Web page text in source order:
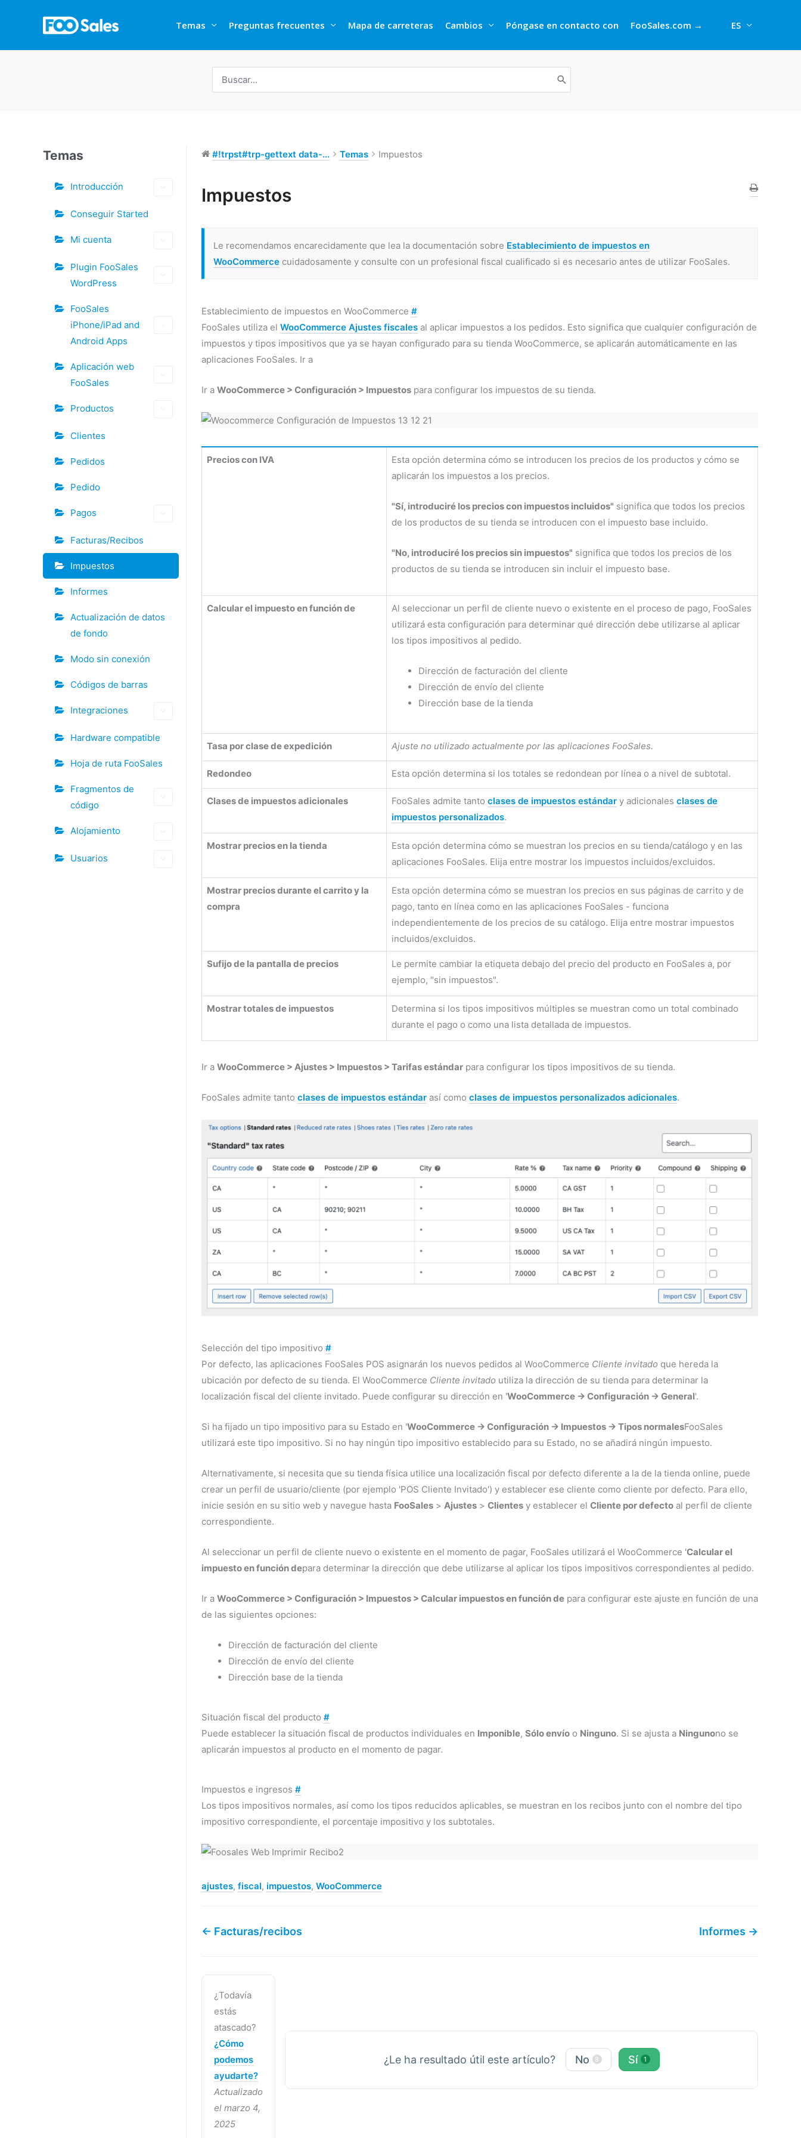
Temas Preguntas frecuentes Mapa de carreteras Cambios Póngase en contacto con FooSales.com → ES
por:
Temas
Introducción
Conseguir Started
Mi cuenta
Plugin FooSales
WordPress
FooSales
iPhone/iPad and
Android Apps
Aplicación web
FooSales
Productos
Clientes
Pedidos
Pedido
Pagos
Facturas/Recibos
Impuestos
Informes
Actualización de datos
de fondo
Modo sin conexión
Códigos de barras
Integraciones
Hardware compatible
Hoja de ruta FooSales
Fragmentos de
código
Alojamiento
Usuarios
#!trpst#trp-gettext data-... Temas Impuestos
Impuestos
Le recomendamos encarecidamente que lea la documentación sobre Establecimiento de impuestos en
WooCommerce cuidadosamente y consulte con un profesional fiscal cualificado si es necesario antes de utilizar FooSales.
Establecimiento de impuestos en WooCommerce #
FooSales utiliza el WooCommerce Ajustes fiscales al aplicar impuestos a los pedidos. Esto significa que cualquier configuración de
impuestos y tipos impositivos que ya se hayan configurado para su tienda WooCommerce, se aplicarán automáticamente en las
aplicaciones FooSales. Ir a
Ir a WooCommerce > Configuración > Impuestos para configurar los impuestos de su tienda.
Precios con IVA
Esta opción determina cómo se introducen los precios de los productos y cómo se
aplicarán los impuestos a los precios.
"Sí, introduciré los precios con impuestos incluidos" significa que todos los precios
de los productos de su tienda se introducen con el impuesto base incluido.
"No, introduciré los precios sin impuestos" significa que todos los precios de los
productos de su tienda se introducen sin incluir el impuesto base.
Calcular el impuesto en función de
Al seleccionar un perfil de cliente nuevo o existente en el proceso de pago, FooSales
utilizará esta configuración para determinar qué dirección debe utilizarse al aplicar
los tipos impositivos al pedido.
Dirección de facturación del cliente
Dirección de envío del cliente
Dirección base de la tienda
Tasa por clase de expedición Ajuste no utilizado actualmente por las aplicaciones FooSales.
Redondeo Esta opción determina si los totales se redondean por línea o a nivel de subtotal.
Clases de impuestos adicionales FooSales admite tanto clases de impuestos estándary adicionales clases de
impuestos personalizados.
Mostrar precios en la tienda
Esta opción determina cómo se muestran los precios en su tienda/catálogo y en las
aplicaciones FooSales. Elija entre mostrar los impuestos incluidos/excluidos.
Mostrar precios durante el carrito y la
compra
Esta opción determina cómo se muestran los precios en sus páginas de carrito y de
pago, tanto en línea como en las aplicaciones FooSales - funciona
independientemente de los precios de su catálogo. Elija entre mostrar impuestos
incluidos/excluidos.
Sufijo de la pantalla de precios
Le permite cambiar la etiqueta debajo del precio del producto en FooSales a, por
ejemplo, "sin impuestos".
Mostrar totales de impuestos
Determina si los tipos impositivos múltiples se muestran como un total combinado
durante el pago o como una lista detallada de impuestos.
Ir a WooCommerce > Ajustes > Impuestos > Tarifas estándar para configurar los tipos impositivos de su tienda.
FooSales admite tanto clases de impuestos estándar así como clases de impuestos personalizados adicionales.
Selección del tipo impositivo #
Por defecto, las aplicaciones FooSales POS asignarán los nuevos pedidos al WooCommerce Cliente invitado que hereda la
ubicación por defecto de su tienda. El WooCommerce Cliente invitado utiliza la dirección de su tienda para determinar la
localización fiscal del cliente invitado. Puede configurar su dirección en 'WooCommerce -> Configuración -> General'.
Si ha fijado un tipo impositivo para su Estado en 'WooCommerce -> Configuración -> Impuestos -> Tipos normalesFooSales
utilizará este tipo impositivo. Si no hay ningún tipo impositivo establecido para su Estado, no se añadirá ningún impuesto.
Alternativamente, si necesita que su tienda física utilice una localización fiscal por defecto diferente a la de la tienda online, puede
crear un perfil de usuario/cliente (por ejemplo 'POS Cliente Invitado') y establecer ese cliente como cliente por defecto. Para ello,
inicie sesión en su sitio web y navegue hasta FooSales > Ajustes > Clientes y establecer el Cliente por defecto al perfil de cliente
correspondiente.
Al seleccionar un perfil de cliente nuevo o existente en el momento de pagar, FooSales utilizará el WooCommerce 'Calcular el
impuesto en función depara determinar la dirección que debe utilizarse al aplicar los tipos impositivos correspondientes al pedido.
Ir a WooCommerce > Configuración > Impuestos > Calcular impuestos en función de para configurar este ajuste en función de una
de las siguientes opciones:
Dirección de facturación del cliente
Dirección de envío del cliente
Dirección base de la tienda
Situación fiscal del producto #
Puede establecer la situación fiscal de productos individuales en Imponible, Sólo envío o Ninguno. Si se ajusta a Ningunono se
aplicarán impuestos al producto en el momento de pagar.
Impuestos e ingresos #
Los tipos impositivos normales, así como los tipos reducidos aplicables, se muestran en los recibos junto con el nombre del tipo
impositivo correspondiente, el porcentaje impositivo y los subtotales.
Etiquetas
ajustes, fiscal, impuestos, WooCommerce
navegación
← Facturas/recibos Informes →
¿Todavía
estás
atascado?
¿Cómo
podemos
ayudarte?
Actualizado
el marzo 4,
2025
¿Le ha resultado útil este artículo? No 8 Sí 1